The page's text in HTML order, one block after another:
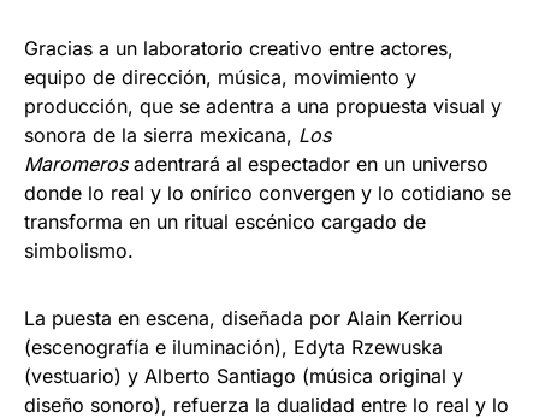
Gracias a un laboratorio creativo entre actores,
equipo de dirección, música, movimiento y
producción, que se adentra a una propuesta visual y
sonora de la sierra mexicana, Los
Maromerosadentrará al espectador en un universo
donde lo real y lo onírico convergen y lo cotidiano se
transforma en un ritual escénico cargado de
simbolismo.
La puesta en escena, diseñada por Alain Kerriou
(escenografía e iluminación), Edyta Rzewuska
(vestuario) y Alberto Santiago (música original y
diseño sonoro), refuerza la dualidad entre lo real y lo